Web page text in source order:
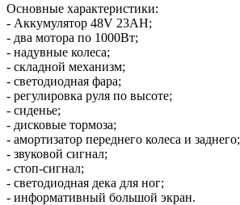
Основные характеристики:
- Аккумулятор 48V 23AH;
- два мотора по 1000Вт;
- надувные колеса;
- складной механизм;
- светодиодная фара;
- регулировка руля по высоте;
- сиденье;
- дисковые тормоза;
- амортизатор переднего колеса и заднего;
- звуковой сигнал;
- стоп-сигнал;
- светодиодная дека для ног;
- информативный большой экран.